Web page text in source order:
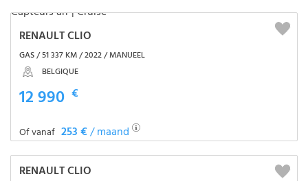
RENAULT CLIO
GAS / 51 337 KM / 2022 / MANUEEL
BELGIQUE
12 990 €
Of vanaf 253 €/ maand
RENAULT CLIO